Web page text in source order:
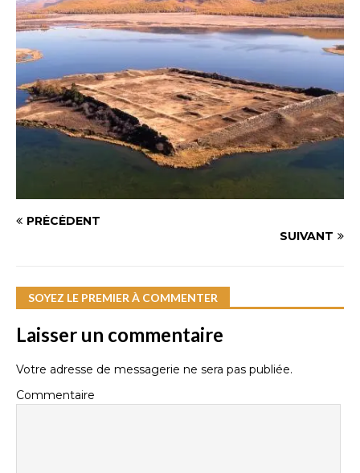
PRÉCÉDENT
SUIVANT
SOYEZ LE PREMIER À COMMENTER
Laisser un commentaire
Votre adresse de messagerie ne sera pas publiée.
Commentaire